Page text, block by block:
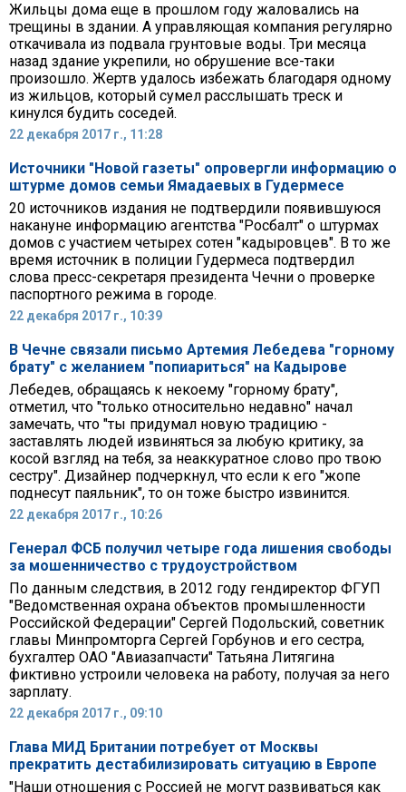
Жильцы дома еще в прошлом году жаловались на
трещины в здании. А управляющая компания регулярно
откачивала из подвала грунтовые воды. Три месяца
назад здание укрепили, но обрушение все-таки
произошло. Жертв удалось избежать благодаря одному
из жильцов, который сумел расслышать треск и
кинулся будить соседей.
22 декабря 2017 г., 11:28
Источники "Новой газеты" опровергли информацию о
штурме домов семьи Ямадаевых в Гудермесе
20 источников издания не подтвердили появившуюся
накануне информацию агентства "Росбалт" о штурмах
домов с участием четырех сотен "кадыровцев". В то же
время источник в полиции Гудермеса подтвердил
слова пресс-секретаря президента Чечни о проверке
паспортного режима в городе.
22 декабря 2017 г., 10:39
В Чечне связали письмо Артемия Лебедева "горному
брату" с желанием "попиариться" на Кадырове
Лебедев, обращаясь к некоему "горному брату",
отметил, что "только относительно недавно" начал
замечать, что "ты придумал новую традицию -
заставлять людей извиняться за любую критику, за
косой взгляд на тебя, за неаккуратное слово про твою
сестру". Дизайнер подчеркнул, что если к его "жопе
поднесут паяльник", то он тоже быстро извинится.
22 декабря 2017 г., 10:26
Генерал ФСБ получил четыре года лишения свободы
за мошенничество с трудоустройством
По данным следствия, в 2012 году гендиректор ФГУП
"Ведомственная охрана объектов промышленности
Российской Федерации" Сергей Подольский, советник
главы Минпромторга Сергей Горбунов и его сестра,
бухгалтер ОАО "Авиазапчасти" Татьяна Литягина
фиктивно устроили человека на работу, получая за него
зарплату.
22 декабря 2017 г., 09:10
Глава МИД Британии потребует от Москвы
прекратить дестабилизировать ситуацию в Европе
"Наши отношения с Россией не могут развиваться как